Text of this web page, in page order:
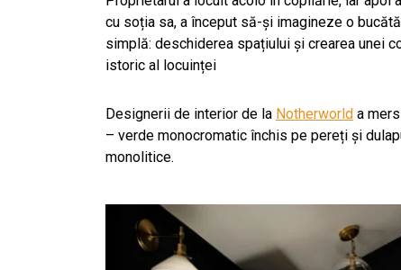
cu soția sa, a început să-și imagineze o
simplă: deschiderea spațiului și crearea unei
istoric al locuinței
Designerii de interior de la Notherworld a
– verde monocromatic închis pe pereți și
monolitice.